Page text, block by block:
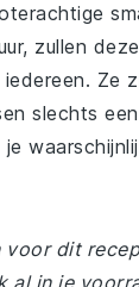
zullen
Ze
slechts
voor dit
al in je